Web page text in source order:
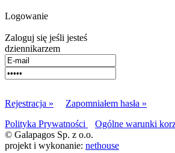
Logowanie
Zaloguj się jeśli jesteś
dziennikarzem
Rejestracja »
Zapomniałem hasła »
Polityka Prywatności
Ogólne warunki
© Galapagos Sp. z o.o.
projekt i wykonanie: nethouse